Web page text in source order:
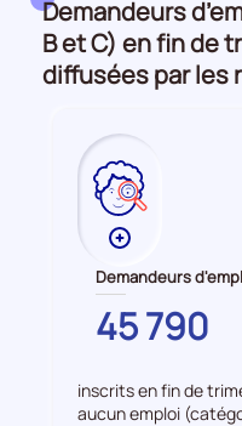
et
Demandeurs
B et C) en fin de
diffusées par les
Plus
de
données
sur
les
d'emploi
Demandeurs
COTES-
D'ARMOR
45 790
inscrits en fin de
aucun emploi